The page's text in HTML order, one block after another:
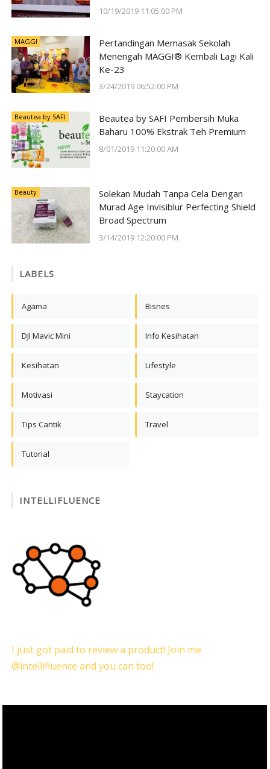
#SunwayForGood Deepavali Cheer di
10/19/2019 11:05:00 PM
MAGGI
Pertandingan Memasak Sekolah
Menengah MAGGI® Kembali Lagi Kali
Ke-23
3/24/2019 06:52:00 PM
Beautea by SAFI
Beautea by SAFI Pembersih Muka
Baharu 100% Ekstrak Teh Premium
8/01/2019 11:20:00 AM
Beauty
Solekan Mudah Tanpa Cela Dengan
Murad Age Invisiblur Perfecting Shield
Broad Spectrum
3/14/2019 12:20:00 PM
LABELS
Agama Bisnes
DJI Mavic Mini Info Kesihatan
Kesihatan Lifestyle
Motivasi Staycation
Tips Cantik Travel
Tutorial
INTELLIFLUENCE
I just got paid to review a product! Join me
@intellifluence and you can too!